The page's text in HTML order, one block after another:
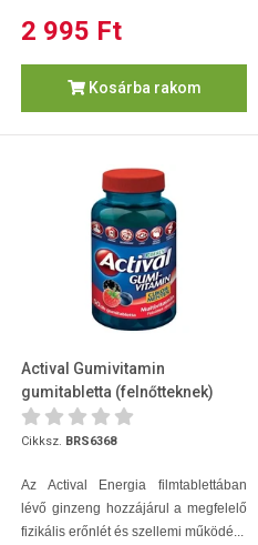
2 995 Ft
Kosárba rakom
Actival Gumivitamin
gumitabletta (felnőtteknek)
50db
Cikksz. BRS6368
Az Actival Energia filmtablettában
lévő ginzeng hozzájárul a megfelelő
fizikális erőnlét és szellemi működé...